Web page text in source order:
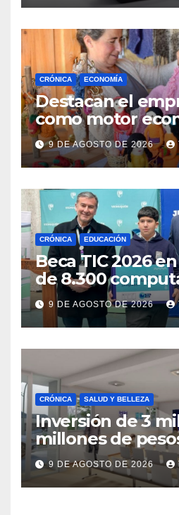
CRÓNICA ECONOMÍA
Destacan el
como motor
anuncia
para empleo
9 DE AGOSTO DE 2026
CRÓNICA EDUCACIÓN
Beca TIC 2026
de 8.300
están siendo
la región
9 DE AGOSTO DE 2026
CRÓNICA SALUD Y BELLEZA
Inversión de 3
millones de
mejorar el
Astaburuaga
9 DE AGOSTO DE 2026